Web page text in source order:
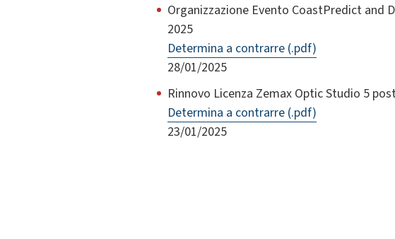
Organizzazione Evento CoastPredict and
2025
Determina a contrarre (.pdf)
28/01/2025
Rinnovo Licenza Zemax Optic Studio 5
Determina a contrarre (.pdf)
23/01/2025